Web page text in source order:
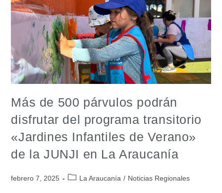
Más de 500 párvulos podrán
disfrutar del programa transitorio
«Jardines Infantiles de Verano»
de la JUNJI en La Araucanía
febrero 7, 2025 La Araucanía / Noticias Regionales